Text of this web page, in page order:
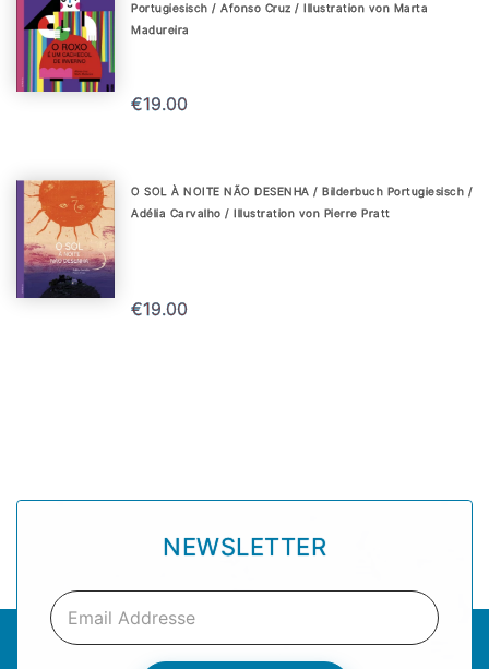
Portugiesisch / Afonso Cruz / Illustration von Marta
Madureira
€19.00
O SOL À NOITE NÃO DESENHA / Bilderbuch Portugiesisch /
Adélia Carvalho / Illustration von Pierre Pratt
€19.00
NEWSLETTER